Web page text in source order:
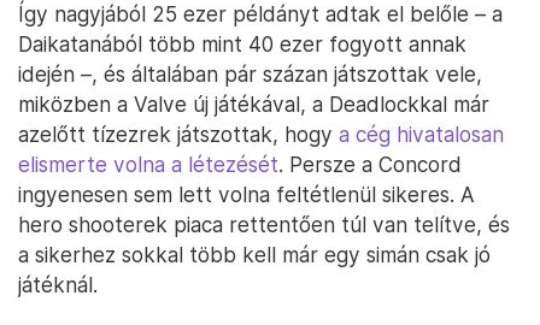
Így nagyjából 25 ezer példányt adtak el belőle – a
Daikatanából több mint 40 ezer fogyott annak
idején –, és általában pár százan játszottak vele,
miközben a Valve új játékával, a Deadlockkal már
azelőtt tízezrek játszottak, hogy a cég hivatalosan
elismerte volna a létezését. Persze a Concord
ingyenesen sem lett volna feltétlenül sikeres. A
hero shooterek piaca rettentően túl van telítve, és
a sikerhez sokkal több kell már egy simán csak jó
játéknál.